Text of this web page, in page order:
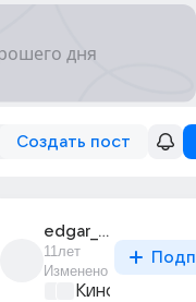
Создать пост
edgar_nazarian_21
11лет
Изменено
Киномания